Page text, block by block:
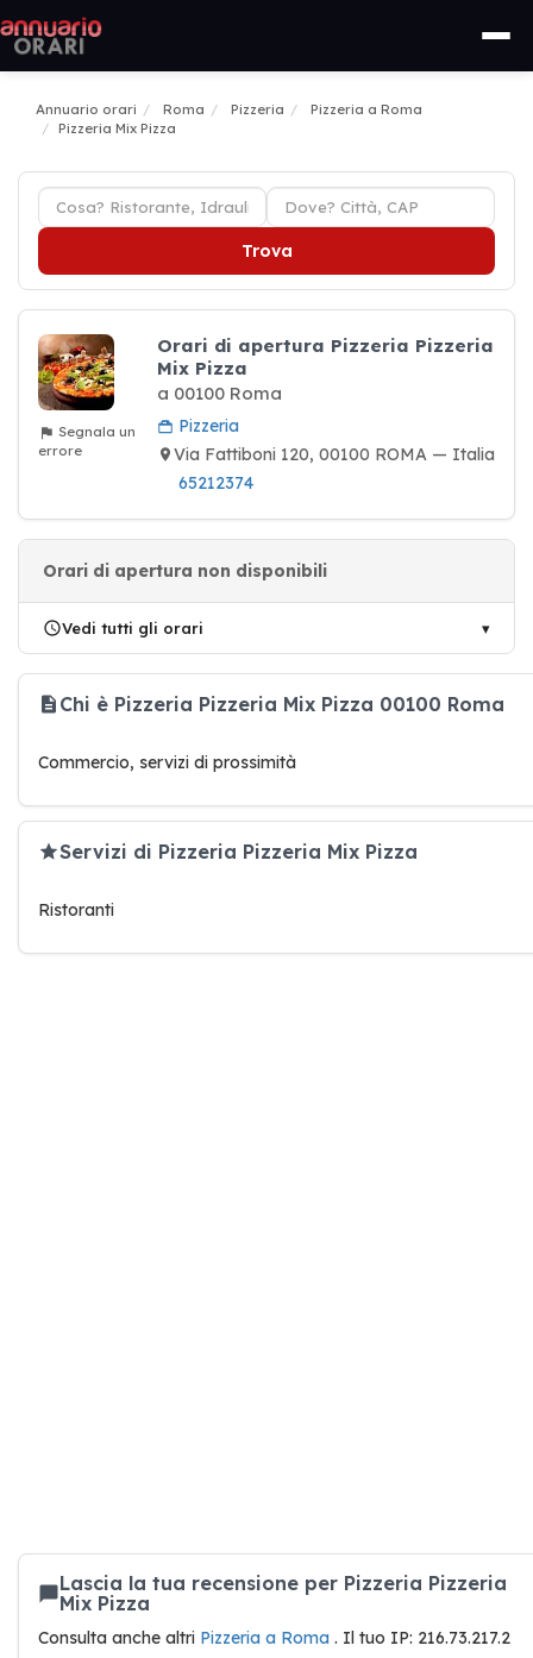
Annuario orari Roma Pizzeria
Pizzeria a Roma
Pizzeria Mix Pizza
Trova
Segnala un
errore
Orari di apertura Pizzeria Pizzeria
Mix Pizza
a 00100 Roma
Pizzeria
Via Fattiboni 120, 00100 ROMA — Italia
65212374
Orari di apertura non disponibili
Vedi tutti gli orari
Chi è Pizzeria Pizzeria Mix Pizza 00100 Roma
Commercio, servizi di prossimità
Servizi di Pizzeria Pizzeria Mix Pizza
Ristoranti
Lascia la tua recensione per Pizzeria Pizzeria
Mix Pizza
Consulta anche altri Pizzeria a Roma . Il tuo IP: 216.73.217.2